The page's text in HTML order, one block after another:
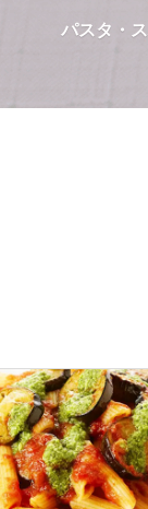
パスタ・